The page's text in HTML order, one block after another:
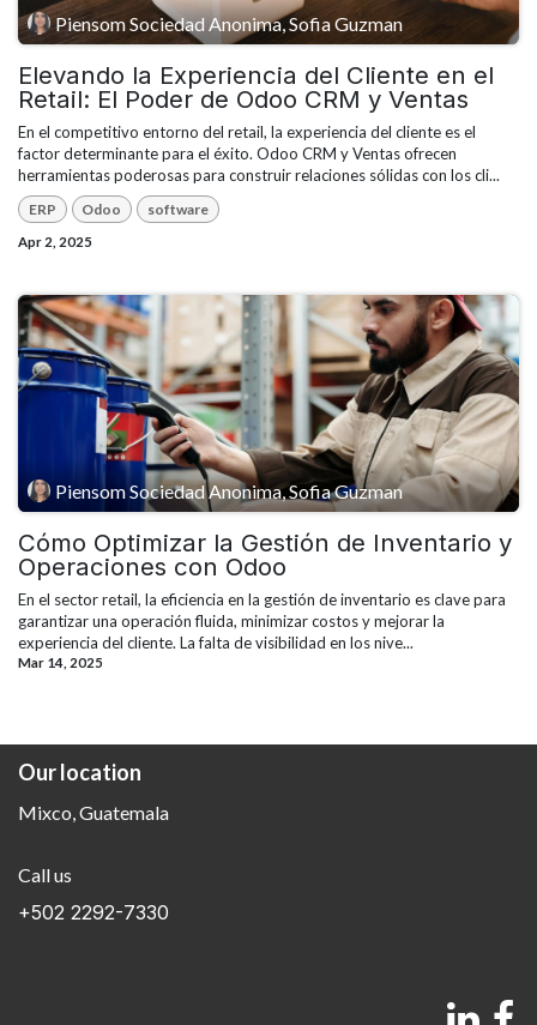
Piensom Sociedad Anonima, Sofia Guzman
Elevando la Experiencia del Cliente en el
Retail: El Poder de Odoo CRM y Ventas
En el competitivo entorno del retail, la experiencia del cliente es el
factor determinante para el éxito. Odoo CRM y Ventas ofrecen
herramientas poderosas para construir relaciones sólidas con los cli...
ERP Odoo software
Apr 2, 2025
Piensom Sociedad Anonima, Sofia Guzman
Cómo Optimizar la Gestión de Inventario y
Operaciones con Odoo
En el sector retail, la eficiencia en la gestión de inventario es clave para
garantizar una operación fluida, minimizar costos y mejorar la
experiencia del cliente. La falta de visibilidad en los nive...
Mar 14, 2025
Our location
Mixco, Guatemala
Call us
+502 2292-7330